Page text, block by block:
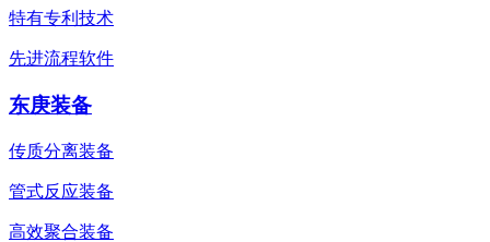
特有专利技术
先进流程软件
东庚装备
传质分离装备
管式反应装备
高效聚合装备